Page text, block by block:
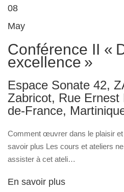
08
May
Conférence II «
excellence »
Espace Sonate 42,
Zabricot, Rue Ernest
de-France,
Comment œuvrer dans le plaisir
savoir plus Les cours et ateliers
assister à cet ateli…
En savoir plus